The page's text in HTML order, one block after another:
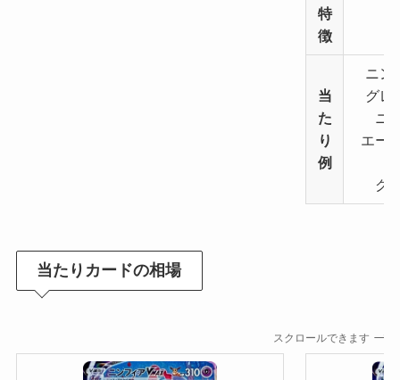
特
徴
当
た
り
例
ニン
グレ
ニ
エー
グ
当たりカードの相場
スクロールできます